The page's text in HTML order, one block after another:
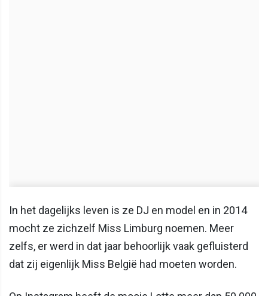
In het dagelijks leven is ze DJ en model en in 2014
mocht ze zichzelf Miss Limburg noemen. Meer
zelfs, er werd in dat jaar behoorlijk vaak gefluisterd
dat zij eigenlijk Miss België had moeten worden.